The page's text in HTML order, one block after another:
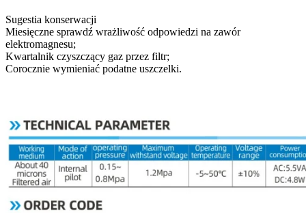
Sugestia konserwacji
Miesięczne sprawdź wrażliwość odpowiedzi na zawór
elektromagnesu;
Kwartalnik czyszczący gaz przez filtr;
Corocznie wymieniać podatne uszczelki.